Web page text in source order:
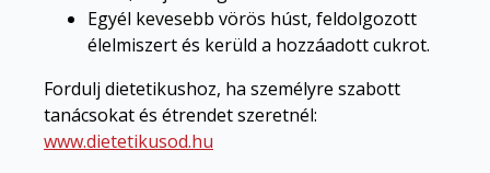
Egyél kevesebb vörös húst, feldolgozott
élelmiszert és kerüld a hozzáadott cukrot.
Fordulj dietetikushoz, ha személyre szabott
tanácsokat és étrendet szeretnél:
www.dietetikusod.hu